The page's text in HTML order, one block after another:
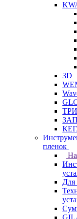
3D
пленок
Для